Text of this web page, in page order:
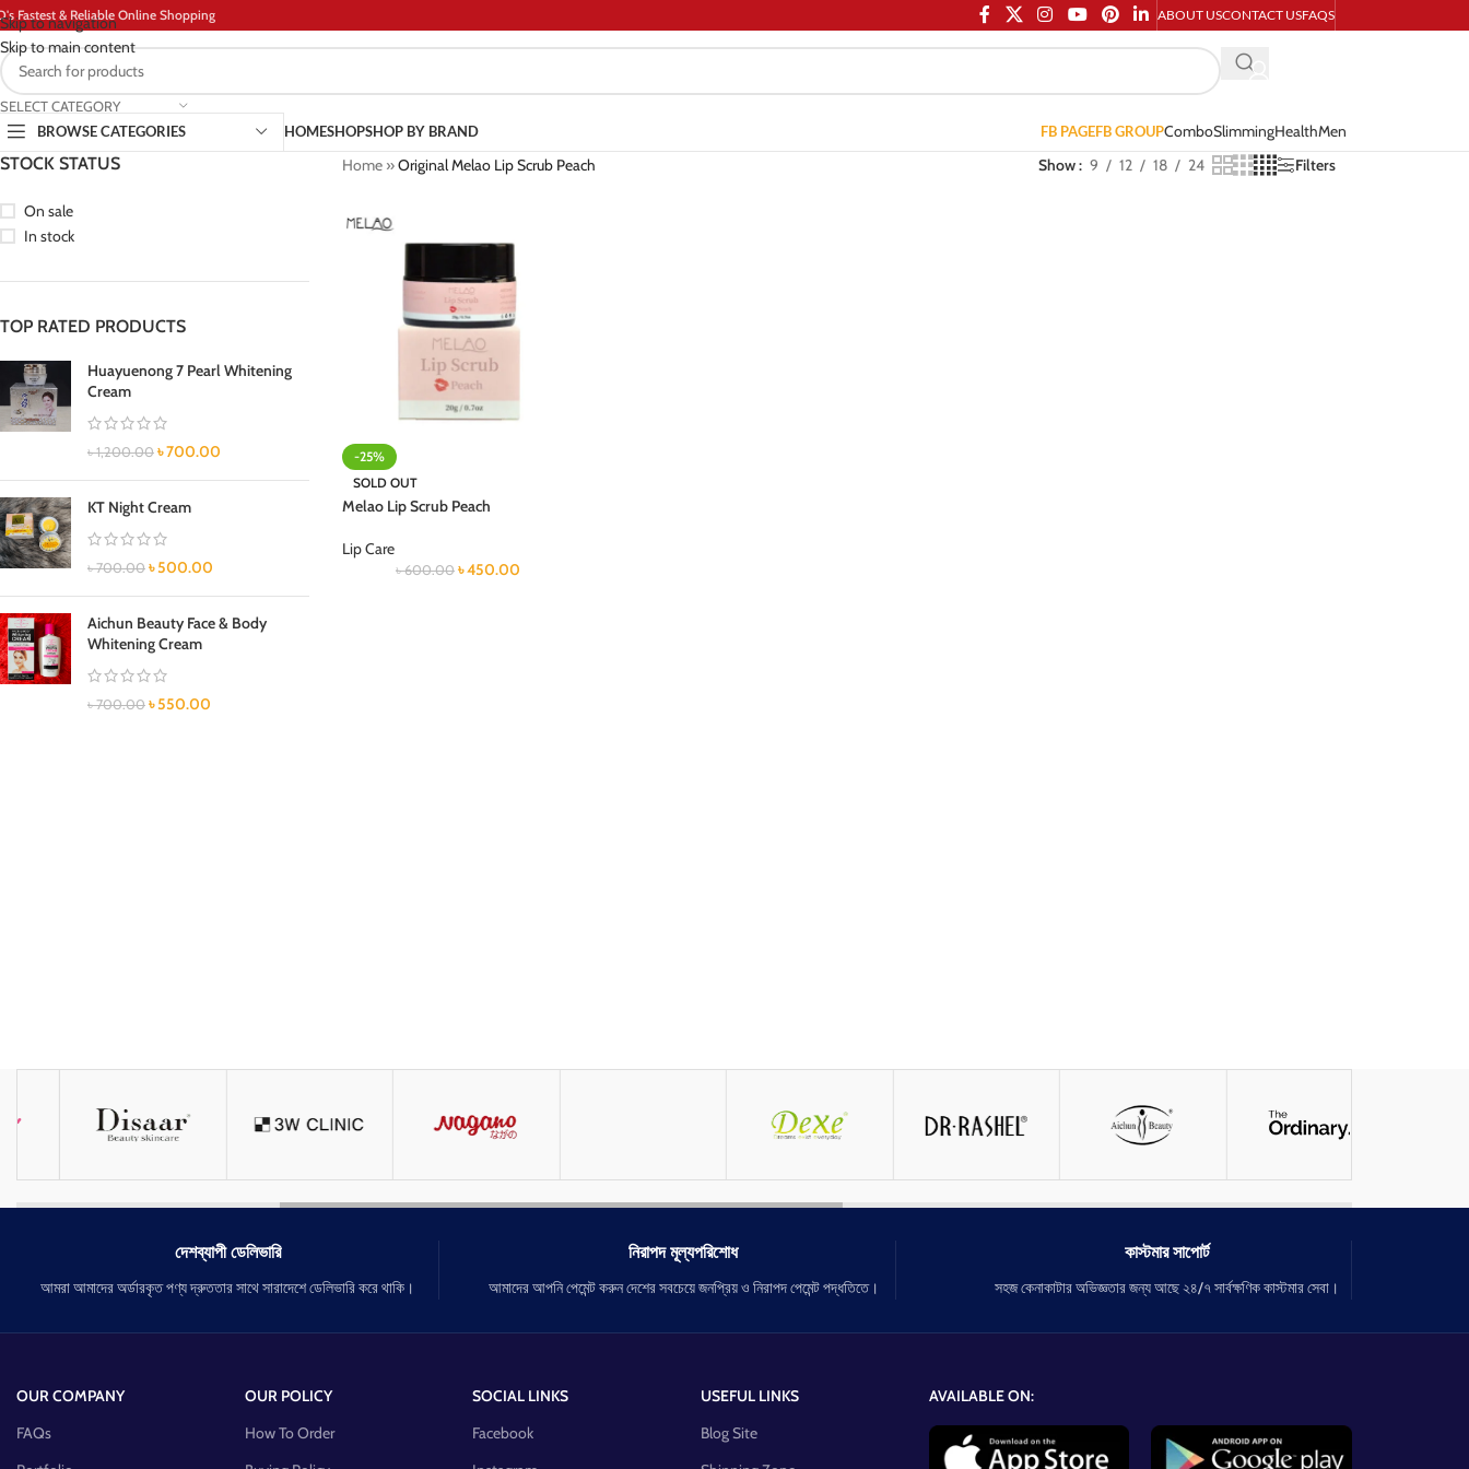
Skip to navigation
Skip to main content
Fastest & Reliable Online Shopping ABOUT USCONTACT USFAQS
SELECT CATEGORY
BROWSE CATEGORIES
HOMESHOPSHOP BY BRAND FB PAGEFB GROUPComboSlimmingHealthMen
STOCK STATUS
On sale
In stock
TOP RATED PRODUCTS
Huayuenong 7 Pearl Whitening
Cream
৳1,200.00 ৳700.00
KT Night Cream
৳700.00 ৳500.00
Aichun Beauty Face & Body
Whitening Cream
৳700.00 ৳550.00
Home»Original Melao Lip Scrub Peach Show 9 12 18 24 Filters
-25%
SOLD OUT
Melao Lip Scrub Peach
Lip Care
৳600.00 ৳450.00
দেশব্যাপী ডেলিভারি
আমরা আমাদের অর্ডারকৃত পণ্য দ্রুততার সাথে সারাদেশে ডেলিভারি করে থাকি।
নিরাপদ মূল্যপরিশোধ
আমাদের আপনি পেমেন্ট করুন দেশের সবচেয়ে জনপ্রিয় ও নিরাপদ পেমেন্ট পদ্ধতিতে।
কাস্টমার সাপোর্ট
সহজ কেনাকাটার অভিজ্ঞতার জন্য আছে ২৪/৭ সার্বক্ষণিক কাস্টমার সেবা।
OUR COMPANY
FAQs
OUR POLICY
How To Order
SOCIAL LINKS
Facebook
USEFUL LINKS
Blog Site
AVAILABLE ON: